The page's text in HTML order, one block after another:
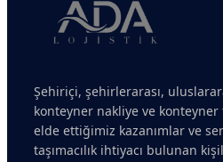
Şehiriçi, şehirlerarası,
konteyner nakliye ve konteyner
elde ettiğimiz kazanımlar ve
taşımacılık ihtiyacı bulunan